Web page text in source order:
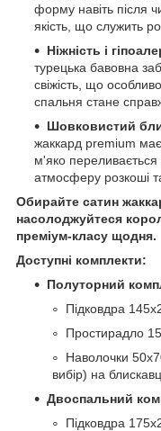
форму навіть після
якість, що служить
Ніжність і
турецька бавовна
свіжість, що
спальня стане
Шовковистий
жаккард premium
м'яко переливається
атмосферу розкоші
Обирайте сатин
насолоджуйтеся
преміум-класу щодня.
Доступні комплекти:
Полуторний
Підковдра
Простирадло
Наволочки
вибір) на
Двоспальний
Підковдра